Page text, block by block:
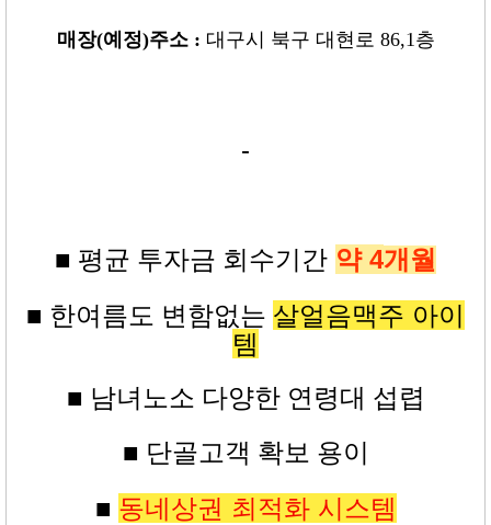
매장(예정)주소 : 대구시 북구 대현로 86,1층
-
■ 평균 투자금 회수기간 약 4개월
■ 한여름도 변함없는 살얼음맥주 아이
템
■ 남녀노소 다양한 연령대 섭렵
■ 단골고객 확보 용이
■ 동네상권 최적화 시스템